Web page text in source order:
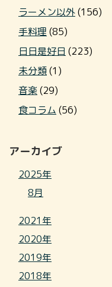
ラーメン以外(156)
手料理 (85)
日日是好日 (223)
未分類(1)
音楽(29)
食コラム (56)
アーカイブ
2025年
8月
2021年
2020年
2019年
2018年